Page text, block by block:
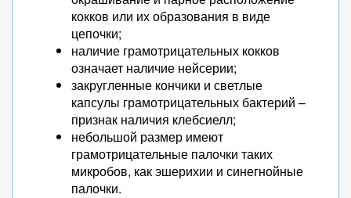
кокков или их образования в виде
цепочки;
наличие грамотрицательных кокков
означает наличие нейсерии;
закругленные кончики и светлые
капсулы грамотрицательных бактерий –
признак наличия клебсиелл;
небольшой размер имеют
грамотрицательные палочки таких
микробов, как эшерихии и синегнойные
палочки.